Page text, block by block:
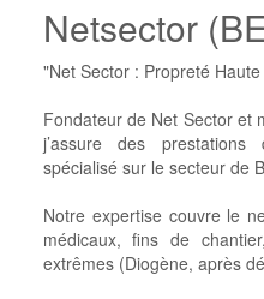
Netsector
"Net Sector : Propreté
Fondateur de Net Sector et
j’assure des
spécialisé sur le secteur de
Notre expertise couvre le
médicaux, fins de
extrêmes (Diogène, après